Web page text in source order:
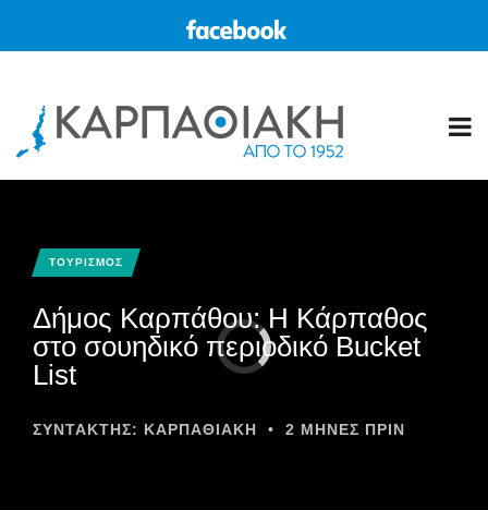
ΤΟΥΡΙΣΜΟΣ
Δήμος Καρπάθου: Η Κάρπαθος
στο σουηδικό περιοδικό Bucket
List
ΣΥΝΤΆΚΤΗΣ: ΚΑΡΠΑΘΙΑΚΗ • 2 ΜΉΝΕΣ ΠΡΙΝ